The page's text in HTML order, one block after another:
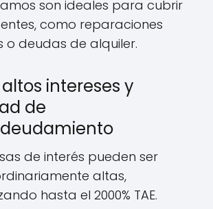
son ideales para cubrir
como reparaciones
o deudas de alquiler.
altos intereses y
de
de interés pueden ser
altas,
hasta el 2000% TAE.